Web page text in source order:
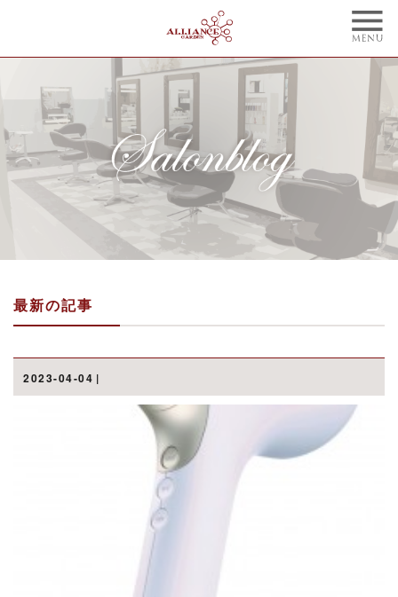
トップ
CONCEPT
コンセプト
NAIL
ネイル
BLOG
ブログ
STYLE
スタイル
STAFF
スタッフ
メニュー
WEBCOUPON
ウェブクーポン
RECRUIT
ご予約はこちらから
最新の記事
2023-04-04